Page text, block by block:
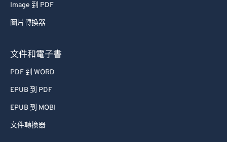
Image 到 PDF
圖片轉換器
文件和電子書
PDF 到 WORD
EPUB 到 PDF
EPUB 到 MOBI
文件轉換器